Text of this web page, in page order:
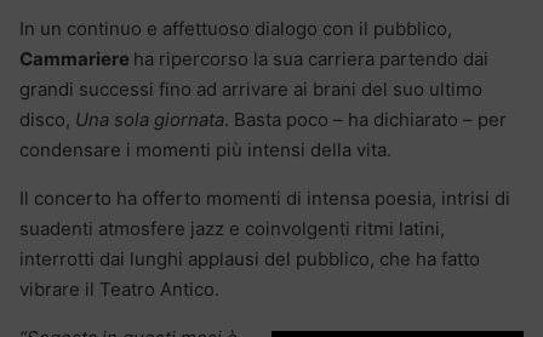
In un continuo e affettuoso dialogo con il pubblico,
Cammariere ha ripercorso la sua carriera partendo dai
grandi successi fino ad arrivare ai brani del suo ultimo
disco, Una sola giornata. Basta poco – ha dichiarato – per
condensare i momenti più intensi della vita.
Il concerto ha offerto momenti di intensa poesia, intrisi di
suadenti atmosfere jazz e coinvolgenti ritmi latini,
interrotti dai lunghi applausi del pubblico, che ha fatto
vibrare il Teatro Antico.